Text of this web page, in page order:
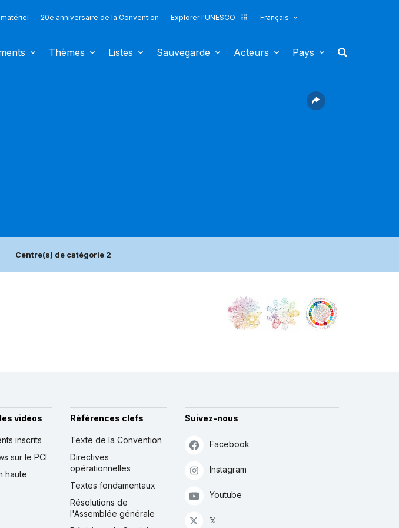
20e anniversaire de la Convention Explorer l'UNESCO
Français
Thèmes Listes Sauvegarde Acteurs Pays
Centre(s) de catégorie 2
vidéos
inscrits
sur le PCI
haute
Références clefs
Texte de la Convention
Directives
opérationnelles
Textes fondamentaux
Résolutions de
l'Assemblée générale
Suivez-nous
Facebook
Instagram
Youtube
𝕏